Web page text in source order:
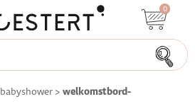
0
babyshower > welkomstbord-